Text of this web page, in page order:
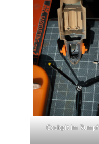
Cockpit im Rumpf